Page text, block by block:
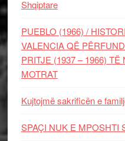
Shqiptare
PUEBLO (1966) /
VALENCIA QË
PRITJE (1937 – 1966)
MOTRAT
Kujtojmë sakrificën e
SPAÇI NUK E MPOSHTI